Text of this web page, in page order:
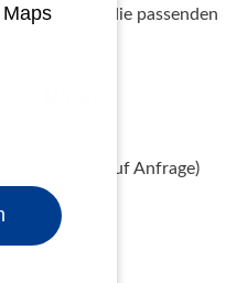
finden Sie die passenden
Größen auf Anfrage)